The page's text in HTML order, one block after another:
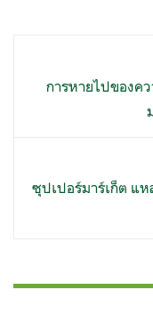
เรื่อง
การหายไปของค
ซุปเปอร์มาร์เก็ต แ